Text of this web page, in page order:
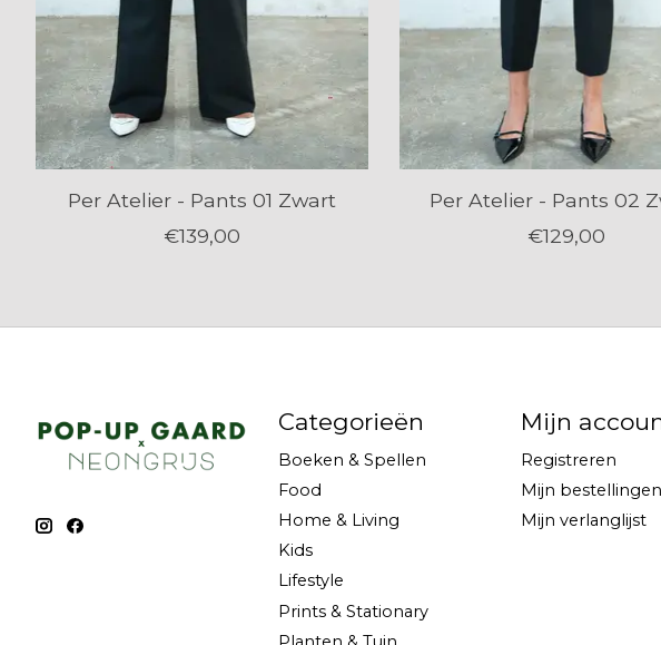
Per Atelier - Pants 01 Zwart
€139,00
Per Atelier - Pants 02
€129,00
Categorieën
Boeken & Spellen
Food
Home & Living
Kids
Lifestyle
Prints & Stationary
Mijn
Registreren
Mijn bestellingen
Mijn verlanglijst